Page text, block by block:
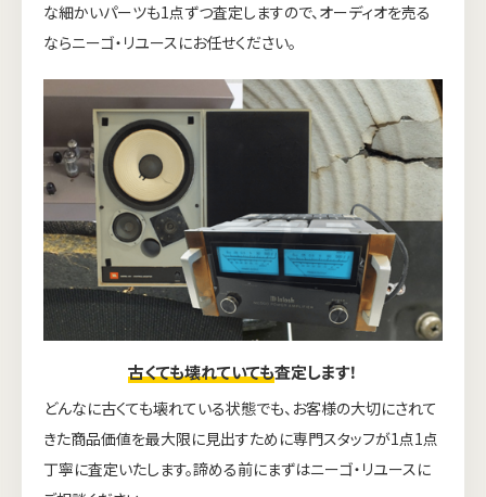
な細かいパーツも1点ずつ査定しますので、オーディオを売る
ならニーゴ・リユースにお任せください。
古くても壊れていても査定します！
どんなに古くても壊れている状態でも、お客様の大切にされて
きた商品価値を最大限に見出すために専門スタッフが1点1点
丁寧に査定いたします。諦める前にまずはニーゴ・リユースに